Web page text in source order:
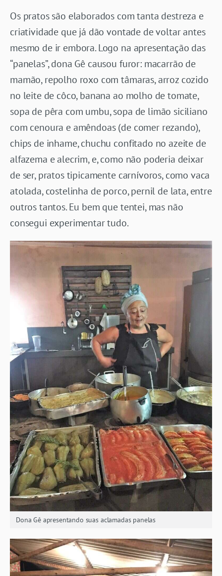
Os pratos são elaborados com tanta destreza e
criatividade que já dão vontade de voltar antes
mesmo de ir embora. Logo na apresentação das
“panelas”, dona Gê causou furor: macarrão de
mamão, repolho roxo com tâmaras, arroz cozido
no leite de côco, banana ao molho de tomate,
sopa de pêra com umbu, sopa de limão siciliano
com cenoura e amêndoas (de comer rezando),
chips de inhame, chuchu confitado no azeite de
alfazema e alecrim, e, como não poderia deixar
de ser, pratos tipicamente carnívoros, como vaca
atolada, costelinha de porco, pernil de lata, entre
outros tantos. Eu bem que tentei, mas não
consegui experimentar tudo.
Dona Gê apresentando suas aclamadas panelas